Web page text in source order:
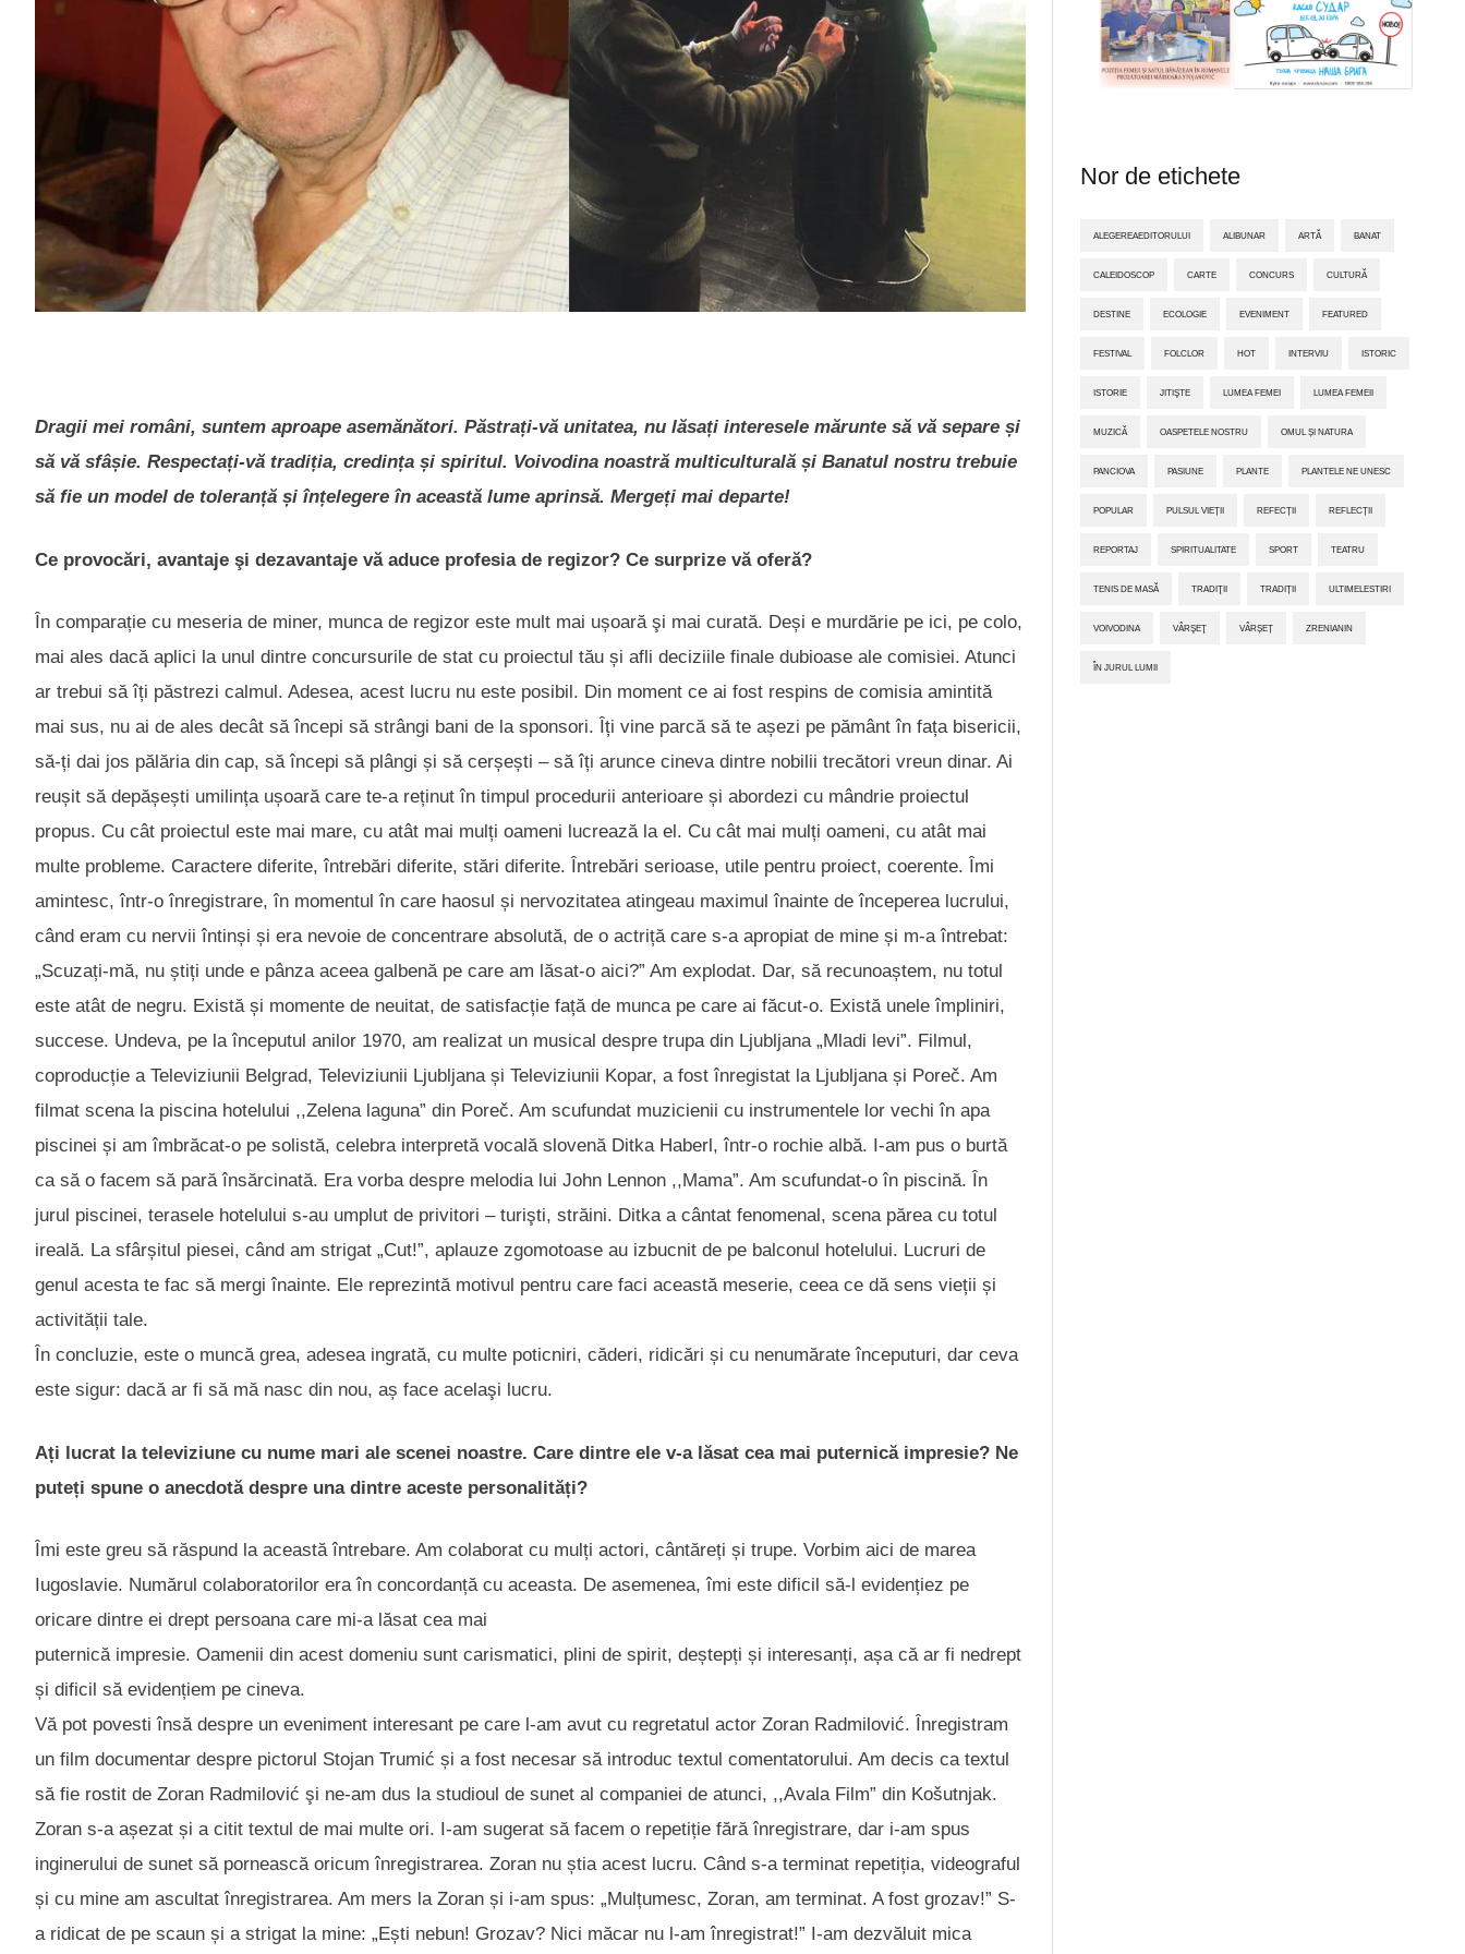
Dragii mei români, suntem aproape asemănători. Păstrați-vă unitatea, nu lăsați interesele mărunte să vă separe și
să vă sfâșie. Respectați-vă tradiția, credința și spiritul. Voivodina noastră multiculturală și Banatul nostru trebuie
să fie un model de toleranță și înțelegere în această lume aprinsă. Mergeți mai departe!
Ce provocări, avantaje şi dezavantaje vă aduce profesia de regizor? Ce surprize vă oferă?
În comparație cu meseria de miner, munca de regizor este mult mai ușoară şi mai curată. Deși e murdărie pe ici, pe colo,
mai ales dacă aplici la unul dintre concursurile de stat cu proiectul tău și afli deciziile finale dubioase ale comisiei. Atunci
ar trebui să îți păstrezi calmul. Adesea, acest lucru nu este posibil. Din moment ce ai fost respins de comisia amintită
mai sus, nu ai de ales decât să începi să strângi bani de la sponsori. Îți vine parcă să te așezi pe pământ în fața bisericii,
să-ți dai jos pălăria din cap, să începi să plângi și să cerșești – să îți arunce cineva dintre nobilii trecători vreun dinar. Ai
reușit să depășești umilința ușoară care te-a reținut în timpul procedurii anterioare și abordezi cu mândrie proiectul
propus. Cu cât proiectul este mai mare, cu atât mai mulți oameni lucrează la el. Cu cât mai mulți oameni, cu atât mai
multe probleme. Caractere diferite, întrebări diferite, stări diferite. Întrebări serioase, utile pentru proiect, coerente. Îmi
amintesc, într-o înregistrare, în momentul în care haosul și nervozitatea atingeau maximul înainte de începerea lucrului,
când eram cu nervii întinși și era nevoie de concentrare absolută, de o actriță care s-a apropiat de mine și m-a întrebat:
„Scuzați-mă, nu știți unde e pânza aceea galbenă pe care am lăsat-o aici?” Am explodat. Dar, să recunoaștem, nu totul
este atât de negru. Există și momente de neuitat, de satisfacție față de munca pe care ai făcut-o. Există unele împliniri,
succese. Undeva, pe la începutul anilor 1970, am realizat un musical despre trupa din Ljubljana „Mladi levi”. Filmul,
coproducție a Televiziunii Belgrad, Televiziunii Ljubljana și Televiziunii Kopar, a fost înregistat la Ljubljana și Poreč. Am
filmat scena la piscina hotelului ,,Zelena laguna” din Poreč. Am scufundat muzicienii cu instrumentele lor vechi în apa
piscinei și am îmbrăcat-o pe solistă, celebra interpretă vocală slovenă Ditka Haberl, într-o rochie albă. I-am pus o burtă
ca să o facem să pară însărcinată. Era vorba despre melodia lui John Lennon ,,Mama”. Am scufundat-o în piscină. În
jurul piscinei, terasele hotelului s-au umplut de privitori – turişti, străini. Ditka a cântat fenomenal, scena părea cu totul
ireală. La sfârșitul piesei, când am strigat „Cut!”, aplauze zgomotoase au izbucnit de pe balconul hotelului. Lucruri de
genul acesta te fac să mergi înainte. Ele reprezintă motivul pentru care faci această meserie, ceea ce dă sens vieții și
activității tale.
În concluzie, este o muncă grea, adesea ingrată, cu multe poticniri, căderi, ridicări și cu nenumărate începuturi, dar ceva
este sigur: dacă ar fi să mă nasc din nou, aș face acelaşi lucru.
Ați lucrat la televiziune cu nume mari ale scenei noastre. Care dintre ele v-a lăsat cea mai puternică impresie? Ne
puteți spune o anecdotă despre una dintre aceste personalități?
Îmi este greu să răspund la această întrebare. Am colaborat cu mulți actori, cântăreți și trupe. Vorbim aici de marea
Iugoslavie. Numărul colaboratorilor era în concordanță cu aceasta. De asemenea, îmi este dificil să-l evidențiez pe
oricare dintre ei drept persoana care mi-a lăsat cea mai
puternică impresie. Oamenii din acest domeniu sunt carismatici, plini de spirit, deștepți și interesanți, așa că ar fi nedrept
și dificil să evidențiem pe cineva.
Vă pot povesti însă despre un eveniment interesant pe care l-am avut cu regretatul actor Zoran Radmilović. Înregistram
un film documentar despre pictorul Stojan Trumić și a fost necesar să introduc textul comentatorului. Am decis ca textul
să fie rostit de Zoran Radmilović şi ne-am dus la studioul de sunet al companiei de atunci, ,,Avala Film” din Košutnjak.
Zoran s-a așezat și a citit textul de mai multe ori. I-am sugerat să facem o repetiție fără înregistrare, dar i-am spus
inginerului de sunet să pornească oricum înregistrarea. Zoran nu știa acest lucru. Când s-a terminat repetiția, videograful
și cu mine am ascultat înregistrarea. Am mers la Zoran și i-am spus: „Mulțumesc, Zoran, am terminat. A fost grozav!” S-
a ridicat de pe scaun și a strigat la mine: „Ești nebun! Grozav? Nici măcar nu l-am înregistrat!” I-am dezvăluit mica
Nor de etichete
ALEGEREAEDITORULUI ALIBUNAR ARTĂ BANAT
CALEIDOSCOP CARTE CONCURS CULTURĂ
DESTINE ECOLOGIE EVENIMENT FEATURED
FESTIVAL FOLCLOR HOT INTERVIU ISTORIC
ISTORIE JITIŞTE LUMEA FEMEI LUMEA FEMEII
MUZICĂ OASPETELE NOSTRU OMUL ȘI NATURA
PANCIOVA PASIUNE PLANTE PLANTELE NE UNESC
POPULAR PULSUL VIEȚII REFECȚII REFLECȚII
REPORTAJ SPIRITUALITATE SPORT TEATRU
TENIS DE MASĂ TRADIŢII TRADIȚII ULTIMELESTIRI
VOIVODINA VÂRŞEŢ VÂRȘEȚ ZRENIANIN
ÎN JURUL LUMII